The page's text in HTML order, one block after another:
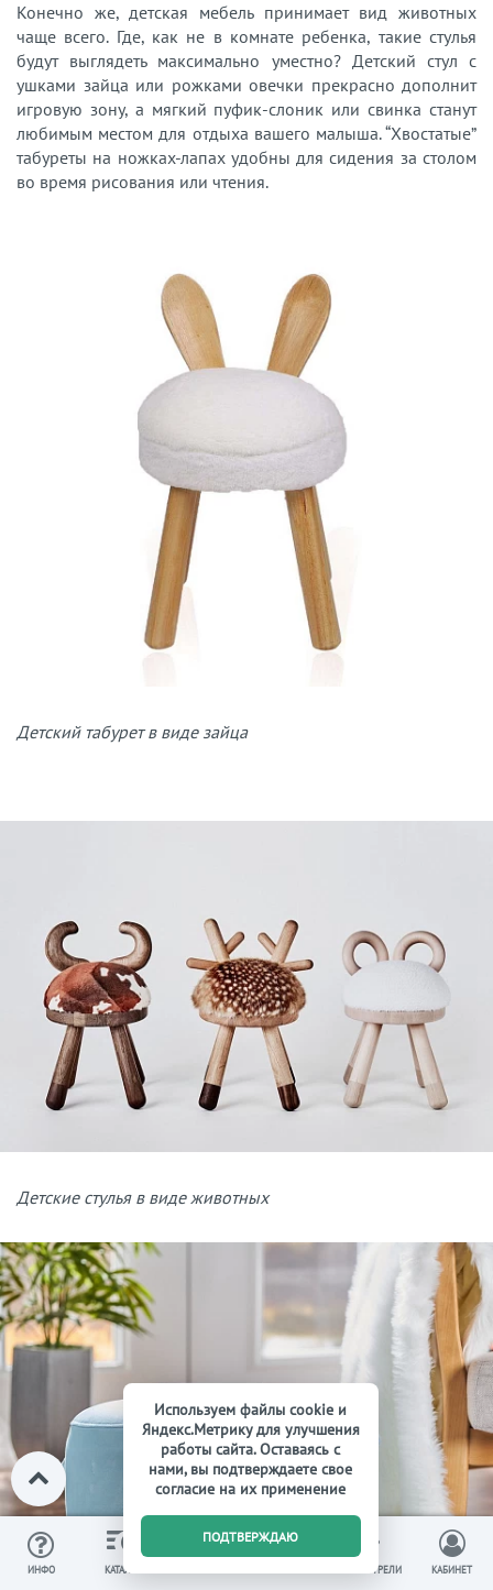
Конечно же, детская мебель принимает вид животных
чаще всего. Где, как не в комнате ребенка, такие стулья
будут выглядеть максимально уместно? Детский стул с
ушками зайца или рожками овечки прекрасно дополнит
игровую зону, а мягкий пуфик-слоник или свинка станут
любимым местом для отдыха вашего малыша. “Хвостатые”
табуреты на ножках-лапах удобны для сидения за столом
во время рисования или чтения.
Детский табурет в виде зайца
Детские стулья в виде животных
ИНФО КАТАЛОГ
0
ВЫ СМОТРЕЛИ КАБИНЕТ
Используем файлы cookie и
Яндекс.Метрику для улучшения
работы сайта. Оставаясь с
нами, вы подтверждаете свое
согласие на их применение
ПОДТВЕРЖДАЮ